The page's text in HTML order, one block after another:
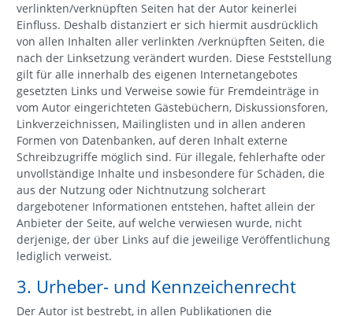
verlinkten/verknüpften Seiten hat der Autor keinerlei
Einfluss. Deshalb distanziert er sich hiermit ausdrücklich
von allen Inhalten aller verlinkten /verknüpften Seiten, die
nach der Linksetzung verändert wurden. Diese Feststellung
gilt für alle innerhalb des eigenen Internetangebotes
gesetzten Links und Verweise sowie für Fremdeinträge in
vom Autor eingerichteten Gästebüchern, Diskussionsforen,
Linkverzeichnissen, Mailinglisten und in allen anderen
Formen von Datenbanken, auf deren Inhalt externe
Schreibzugriffe möglich sind. Für illegale, fehlerhafte oder
unvollständige Inhalte und insbesondere für Schäden, die
aus der Nutzung oder Nichtnutzung solcherart
dargebotener Informationen entstehen, haftet allein der
Anbieter der Seite, auf welche verwiesen wurde, nicht
derjenige, der über Links auf die jeweilige Veröffentlichung
lediglich verweist.
3. Urheber- und Kennzeichenrecht
Der Autor ist bestrebt, in allen Publikationen die